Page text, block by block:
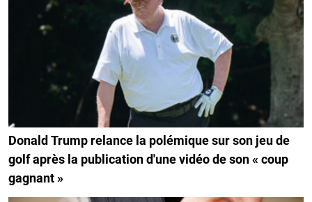
Donald Trump relance la polémique sur son jeu de
golf après la publication d'une vidéo de son « coup
gagnant »